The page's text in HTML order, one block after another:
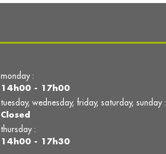
monday :
14h00 - 17h00
tuesday, wednesday, friday, saturday, sunday :
Closed
thursday :
14h00 - 17h30